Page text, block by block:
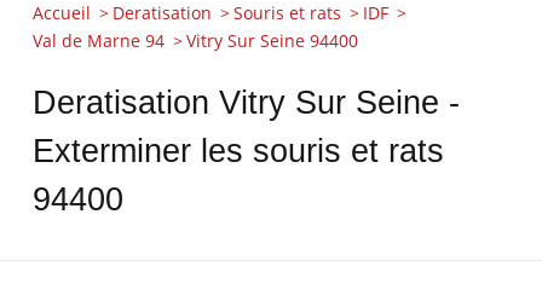
Accueil Deratisation Souris et rats
IDF
Val de Marne 94
Vitry Sur Seine 94400
Deratisation Vitry Sur Seine -
Exterminer les souris et rats
94400